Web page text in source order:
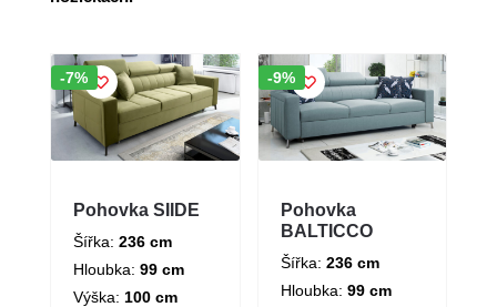
Sleva!
-7%
Pohovka SIIDE
Šířka: 236 cm
Hloubka: 99 cm
Výška: 100 cm
Sleva!
-9%
Pohovka
BALTICCO
Šířka: 236 cm
Hloubka: 99 cm